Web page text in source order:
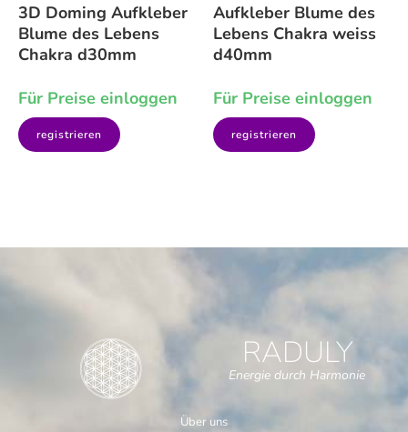
3D Doming Aufkleber
Blume des Lebens
Chakra d30mm
Für Preise einloggen
registrieren
Aufkleber Blume des
Lebens Chakra weiss
d40mm
Für Preise einloggen
registrieren
RADULY
Energie durch Harmonie
Über uns